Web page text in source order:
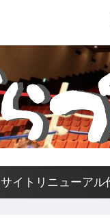
サイトリニューアル